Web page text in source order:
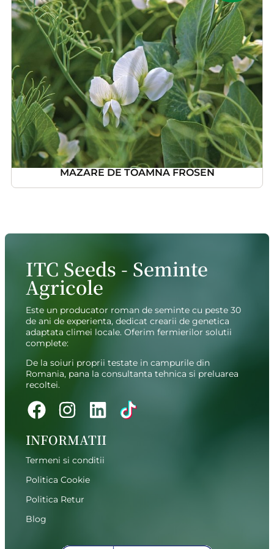
MAZARE DE TOAMNA FROSEN
ITC Seeds - Seminte
Agricole
Este un producator roman de seminte cu peste 30
de ani de experienta, dedicat crearii de genetica
adaptata climei locale. Oferim fermierilor solutii
complete:
De la soiuri proprii testate in campurile din
Romania, pana la consultanta tehnica si preluarea
recoltei.
INFORMATII
Termeni si conditii
Politica Cookie
Politica Retur
Blog